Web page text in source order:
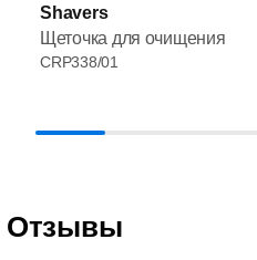
Shavers
Щеточка для очищения
CRP338/01
Отзывы